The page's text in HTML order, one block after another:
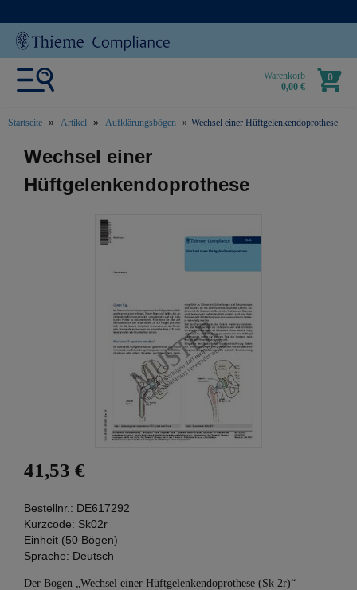
Warenkorb
0,00 €
0
Startseite Artikel Aufklärungsbögen Wechsel einer Hüftgelenkendoprothese
text.skipToContent
text.skipToNavigation
Wechsel einer
Hüftgelenkendoprothese
41,53 €
Bestellnr.: DE617292
Kurzcode: Sk02r
Einheit (50 Bögen)
Sprache: Deutsch
Der Bogen „Wechsel einer Hüftgelenkendoprothese (Sk 2r)“